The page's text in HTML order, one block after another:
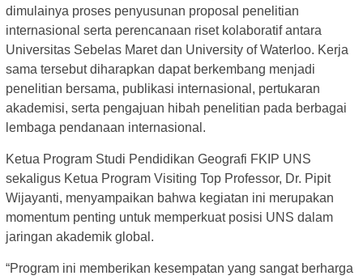
dimulainya proses penyusunan proposal penelitian
internasional serta perencanaan riset kolaboratif antara
Universitas Sebelas Maret dan University of Waterloo. Kerja
sama tersebut diharapkan dapat berkembang menjadi
penelitian bersama, publikasi internasional, pertukaran
akademisi, serta pengajuan hibah penelitian pada berbagai
lembaga pendanaan internasional.
Ketua Program Studi Pendidikan Geografi FKIP UNS
sekaligus Ketua Program Visiting Top Professor, Dr. Pipit
Wijayanti, menyampaikan bahwa kegiatan ini merupakan
momentum penting untuk memperkuat posisi UNS dalam
jaringan akademik global.
“Program ini memberikan kesempatan yang sangat berharga